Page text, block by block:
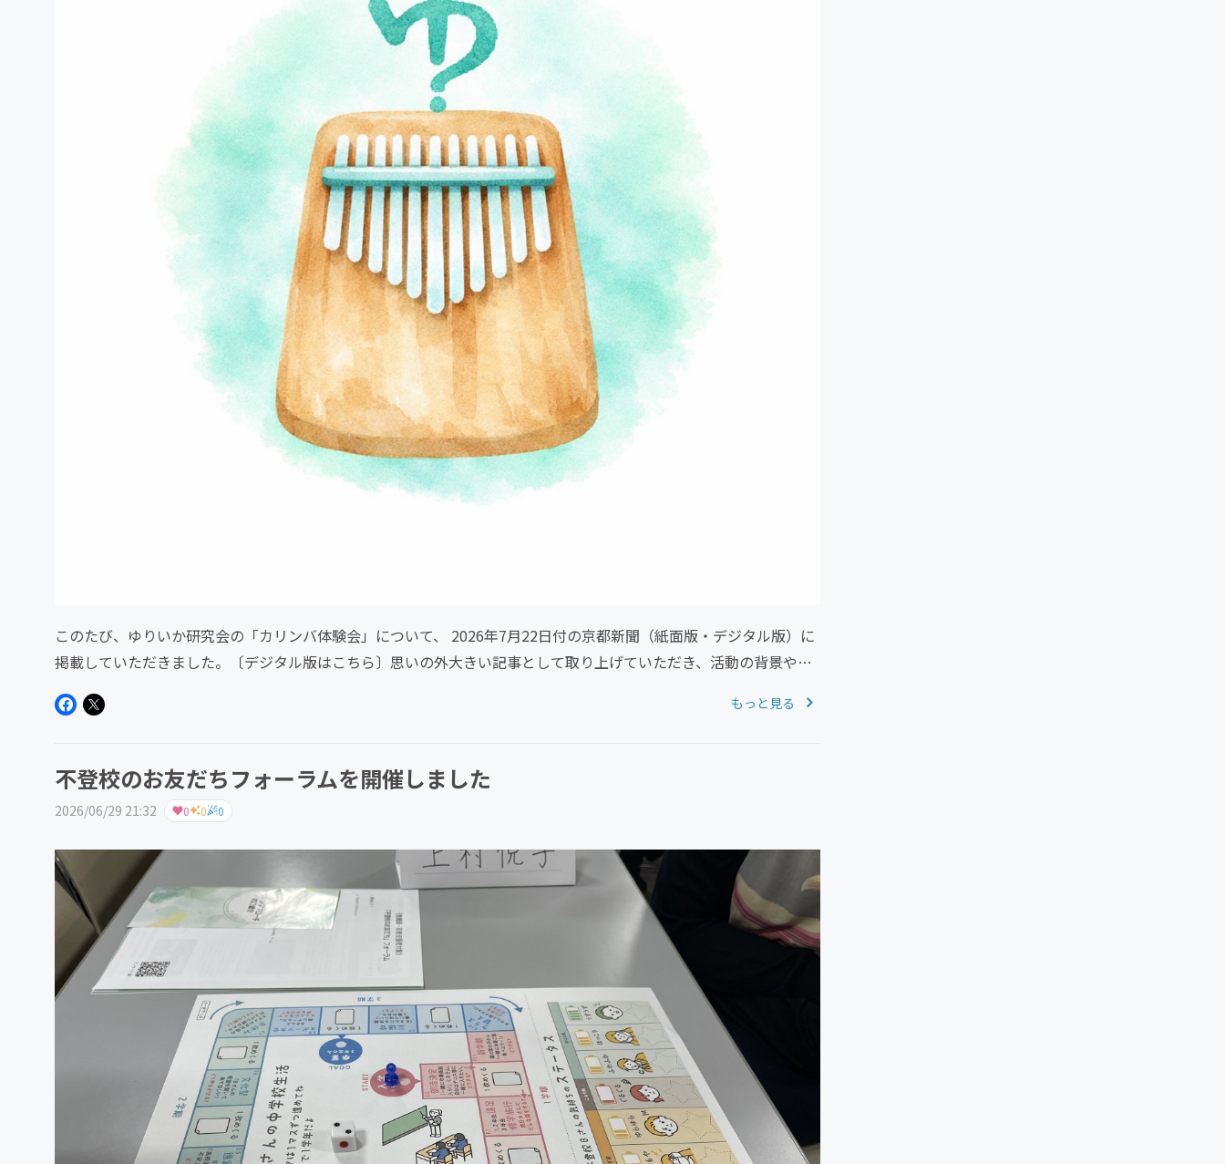
このたび、ゆりいか研究会の「カリンバ体験会」について、 2026年7月22日付の京都新聞（紙面版・デジタル版）に
掲載していただきました。〔デジタル版はこちら〕思いの外大きい記事として取り上げていただき、活動の背景や思
もっと見る
不登校のお友だちフォーラムを開催しました
2026/06/29 21:32 0 0 0